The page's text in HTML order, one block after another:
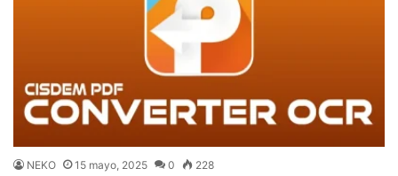
NEKO 15 mayo, 2025 0 228